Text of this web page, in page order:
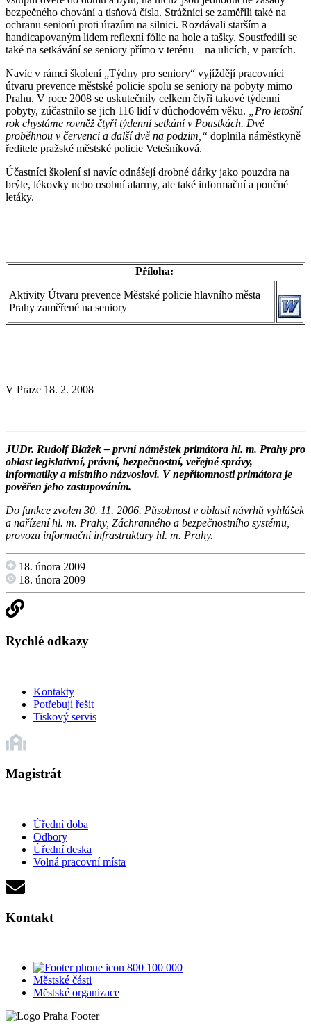
bezpečného chování a tísňová čísla. Strážníci se zaměřili také na
ochranu seniorů proti úrazům na silnici. Rozdávali starším a
handicapovaným lidem reflexní fólie na hole a tašky. Soustředili se
také na setkávání se seniory přímo v terénu – na ulicích, v parcích.
Navíc v rámci školení „Týdny pro seniory“ vyjíždějí pracovníci
útvaru prevence městské policie spolu se seniory na pobyty mimo
Prahu. V roce 2008 se uskutečnily celkem čtyři takové týdenní
pobyty, zúčastnilo se jich 116 lidí v důchodovém věku. „Pro letošní
rok chystáme rovněž čtyři týdenní setkání v Poustkách. Dvě
proběhnou v červenci a další dvě na podzim,“ doplnila náměstkyně
ředitele pražské městské policie Vetešníková.
Účastníci školení si navíc odnášejí drobné dárky jako pouzdra na
brýle, lékovky nebo osobní alarmy, ale také informační a poučné
letáky.
Příloha:
Aktivity Útvaru prevence Městské policie hlavního města
Prahy zaměřené na seniory
V Praze 18. 2. 2008
JUDr. Rudolf Blažek – první náměstek primátora hl. m. Prahy pro
oblast legislativní, právní, bezpečnostní, veřejné správy,
informatiky a místního názvosloví. V nepřítomnosti primátora je
pověřen jeho zastupováním.
Do funkce zvolen 30. 11. 2006. Působnost v oblasti návrhů vyhlášek
a nařízení hl. m. Prahy, Záchranného a bezpečnostního systému,
provozu informační infrastruktury hl. m. Prahy.
18. února 2009
18. února 2009
Rychlé odkazy
Kontakty
Potřebuji řešit
Tiskový servis
Magistrát
Úřední doba
Odbory
Úřední deska
Volná pracovní místa
Kontakt
800 100 000
Městské části
Městské organizace